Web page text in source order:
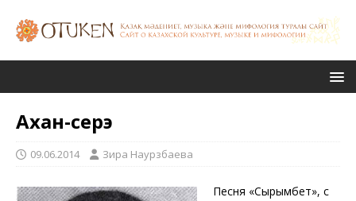
Ахан-серэ
09.06.2014 Зира Наурзбаева
Песня «Сырымбет», с